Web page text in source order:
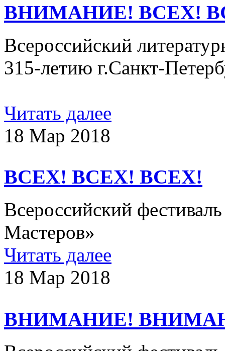
ВНИМАНИЕ! ВСЕХ!
Всероссийский
315-летию г.Санкт-
Читать далее
18 Мар 2018
ВСЕХ! ВСЕХ! ВСЕХ!
Всероссийский
Мастеров»​
Читать далее
18 Мар 2018
ВНИМАНИЕ!